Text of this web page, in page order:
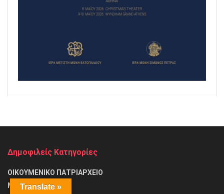
Δημοφιλείς Κατηγορίες
ΟΙΚΟΥΜΕΝΙΚΟ ΠΑΤΡΙΑΡΧΕΙΟ
ΜΗΤΡΟΠΟΛΕΙΣ
Translate »